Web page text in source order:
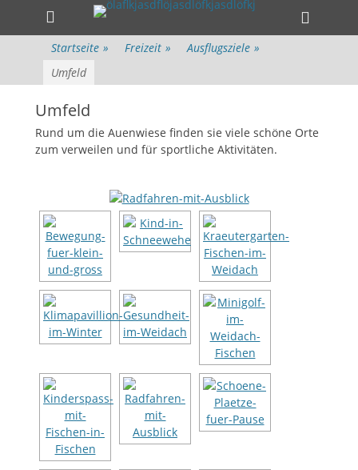
Primäres Menü
Zum
Inhalt
springen
Toggle
Startseite » Freizeit » Ausflugsziele »
Umfeld
Umfeld
Rund um die Auenwiese finden sie viele schöne Orte
zum verweilen und für sportliche Aktivitäten.